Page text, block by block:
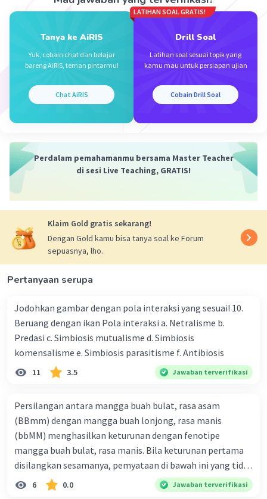
Tanya ke AiRIS
Yuk, cobain chat dan belajar
bareng AiRIS, teman pintarmu!
Chat AiRIS
LATIHAN SOAL GRATIS!
Drill Soal
Latihan soal sesuai topik yang
kamu mau untuk persiapan ujian
Cobain Drill Soal
Perdalam pemahamanmu bersama Master Teacher
di sesi Live Teaching, GRATIS!
Klaim Gold gratis sekarang!
Dengan Gold kamu bisa tanya soal ke Forum
sepuasnya, lho.
Pertanyaan serupa
Jodohkan gambar dengan pola interaksi yang sesuai! 10.
Beruang dengan ikan Pola interaksi a. Netralisme b.
Predasi c. Simbiosis mutualisme d. Simbiosis
komensalisme e. Simbiosis parasitisme f. Antibiosis
11 3.5 Jawaban terverifikasi
Persilangan antara mangga buah bulat, rasa asam
(BBmm) dengan mangga buah lonjong, rasa manis
(bbMM) menghasilkan keturunan dengan fenotipe
mangga buah bulat, rasa manis. Bila keturunan pertama
disilangkan sesamanya, pemyataan di bawah ini yang tidak
benar mengenai keturunan yang dihasilkan dari
6 0.0 Jawaban terverifikasi